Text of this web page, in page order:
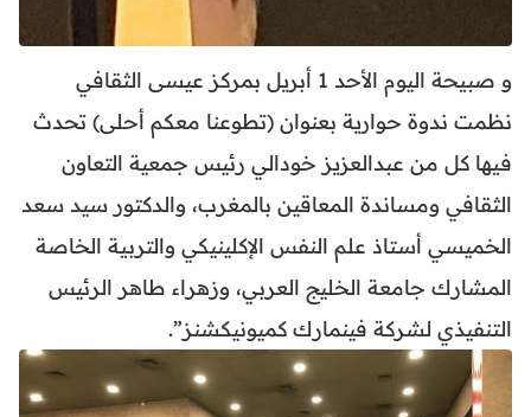
و صبيحة اليوم الأحد 1 أبريل بمركز عيسى الثقافي
نظمت ندوة حوارية بعنوان (تطوعنا معكم أحلى) تحدث
فيها كل من عبدالعزيز خودالي رئيس جمعية التعاون
الثقافي ومساندة المعاقين بالمغرب، والدكتور سيد سعد
الخميسي أستاذ علم النفس الإكلينيكي والتربية الخاصة
المشارك جامعة الخليج العربي، وزهراء طاهر الرئيس
التنفيذي لشركة فينمارك كميونيكشنز”.